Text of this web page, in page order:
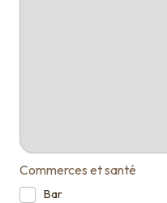
Commerces et santé
Bar